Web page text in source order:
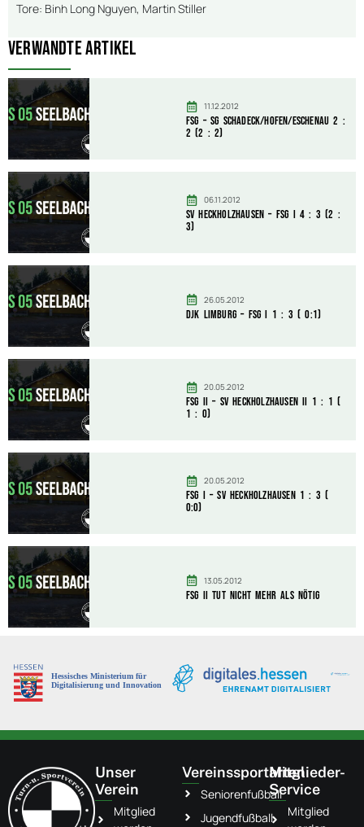
Tore: Binh Long Nguyen, Martin Stiller
Verwandte Artikel
11.12.2012
FSG – SG Schadeck/Hofen/Eschenau 2 :
2 (2 : 2)
06.11.2012
SV Heckholzhausen – FSG I 4 : 3 (2 :
3)
26.05.2012
DJK Limburg – FSG I 1 : 3 ( 0:1)
20.05.2012
FSG II – SV Heckholzhausen II 1 : 1 (
1 : 0)
20.05.2012
FSG I – SV Heckholzhausen 1 : 3 (
0:0)
13.05.2012
FSG II tut nicht mehr als nötig
Unser
Verein
Mitglied
Vereinssportarten
Seniorenfußball
Jugendfußball
Mitglieder-
Service
Mitglied